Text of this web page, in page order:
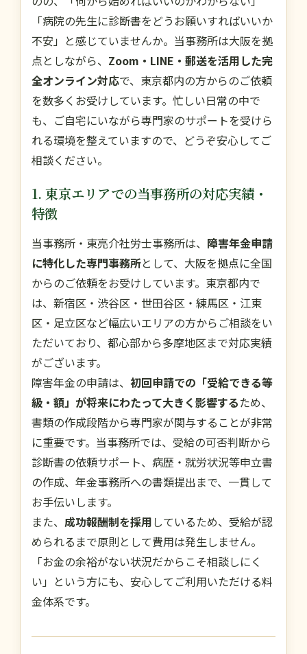
「病院の先生に診断書をどうお願いすればいいか
不安」と感じていませんか。当事務所は大阪を拠
点としながら、 Zoom・LINE・郵送を活用した完
全オンライン対応で、東京都内の方からのご依頼
を数多くお受けしています。忙しい日常の中で
も、ご自宅にいながら専門家のサポートを受けら
れる環境を整えていますので、どうぞ安心してご
相談ください。
1. 東京エリアでの当事務所の対応実績・
特徴
当事務所・東亮介社労士事務所は、 障害年金申請
に特化した専門事務所として、大阪を拠点に全国
からのご依頼をお受けしています。東京都内で
は、新宿区・渋谷区・世田谷区・練馬区・江東
区・足立区など幅広いエリアの方からご相談をい
ただいており、都心部から多摩地区まで対応実績
がございます。
障害年金の申請は、 初回申請での「受給できる等
級・額」が将来にわたって大きく影響するため、
書類の作成段階から専門家が関与することが非常
に重要です。当事務所では、受給の可否判断から
診断書の依頼サポート、病歴・就労状況等申立書
の作成、年金事務所への書類提出まで、一貫して
お手伝いします。
また、 成功報酬制を採用しているため、受給が認
められるまで原則として費用は発生しません。
「お金の余裕がない状況だからこそ相談しにく
い」という方にも、安心してご利用いただける料
金体系です。